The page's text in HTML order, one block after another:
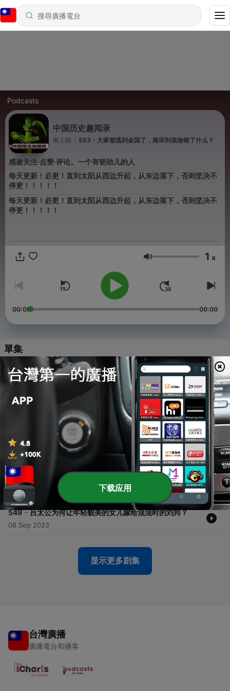
Podcasts
中国历史趣闻录
啾儿啪 553 - 大家都逃到金国了，南宋到底做错了什么？
感谢关注·点赞·评论。一个有韧劲儿的人
每天更新！必更！直到太阳从西边升起，从东边落下，否则坚决不
停更！！！！！
每天更新！必更！直到太阳从西边升起，从东边落下，否则坚决不
停更！！！！！
音量 1 x
00:00 00:00
單集
553 - 大家都逃到金国了，南宋到底做错了什么？
21 Oct 2025
552 -
2025年大阅兵，为什么要放飞鸽子？放飞鸽子代表和
平，是从哪开始的？
551 - 周天子有多胆小？居然被日全食吓到迁都
13 Sep 2023
550 - 武则天时期，发生过哪些令人捧腹的趣事？
12 Sep 2023
549 - 吕太公为何让年轻貌美的女儿嫁给混混时的刘邦？
08 Sep 2023
显示更多剧集
台灣廣播
廣播電台和播客
下载应用